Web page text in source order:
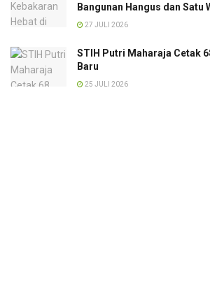
Bangunan Hangus dan Satu
27 JULI 2026
STIH Putri Maharaja Cetak
Baru
25 JULI 2026